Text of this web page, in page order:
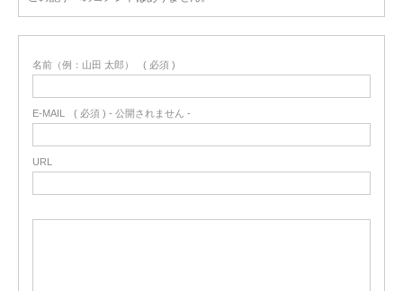
名前（例：山田 太郎） ( 必須 )
E-MAIL ( 必須 ) - 公開されません -
URL